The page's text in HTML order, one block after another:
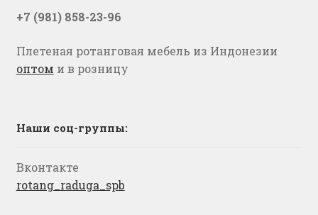
+7 (981) 858-23-96
Плетеная ротанговая мебель из Индонезии
оптом и в розницу
Наши соц-группы:
Вконтакте
rotang_raduga_spb